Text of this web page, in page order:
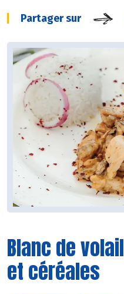
Partager sur
Blanc de
et céréales